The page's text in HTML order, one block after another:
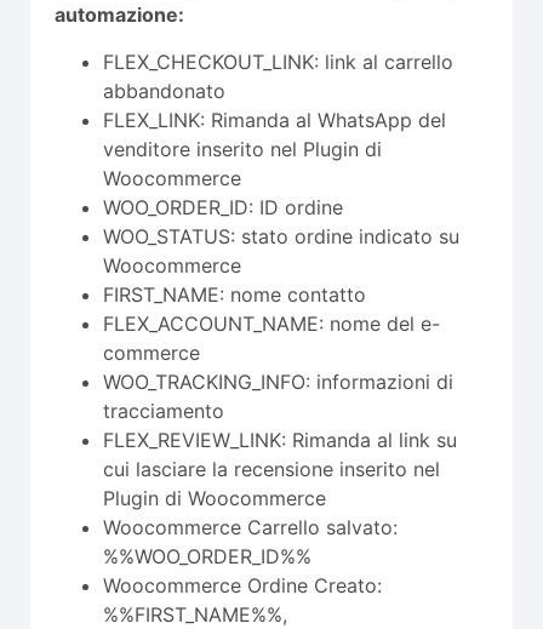
automazione:
FLEX_CHECKOUT_LINK: link al carrello
abbandonato
FLEX_LINK: Rimanda al WhatsApp del
venditore inserito nel Plugin di
Woocommerce
WOO_ORDER_ID: ID ordine
WOO_STATUS: stato ordine indicato su
Woocommerce
FIRST_NAME: nome contatto
FLEX_ACCOUNT_NAME: nome del e-
commerce
WOO_TRACKING_INFO: informazioni di
tracciamento
FLEX_REVIEW_LINK: Rimanda al link su
cui lasciare la recensione inserito nel
Plugin di Woocommerce
Woocommerce Carrello salvato:
%%WOO_ORDER_ID%%
Woocommerce Ordine Creato:
%%FIRST_NAME%%,